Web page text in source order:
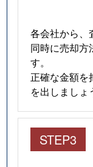
各会社から、
同時に売却方
す。
正確な金額を
を出しましょ
STEP3